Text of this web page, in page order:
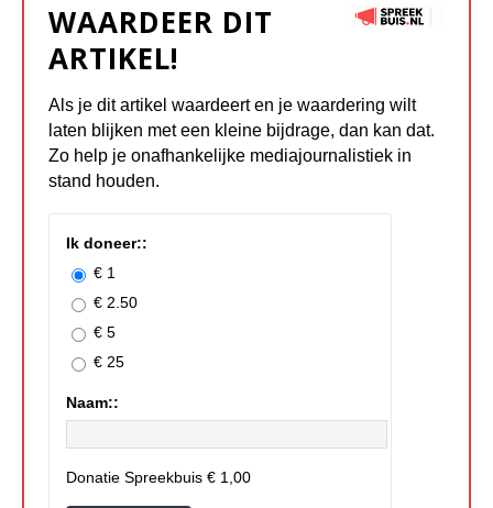
WAARDEER DIT
ARTIKEL!
Als je dit artikel waardeert en je waardering wilt
laten blijken met een kleine bijdrage, dan kan dat.
Zo help je onafhankelijke mediajournalistiek in
stand houden.
Ik doneer::
€ 1
€ 2.50
€ 5
€ 25
Naam::
Donatie Spreekbuis € 1,00